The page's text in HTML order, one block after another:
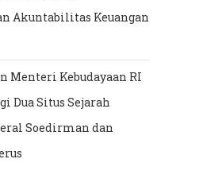
Akuntabilitas Keuangan
Menteri Kebudayaan RI
Dua Situs Sejarah
Soedirman dan